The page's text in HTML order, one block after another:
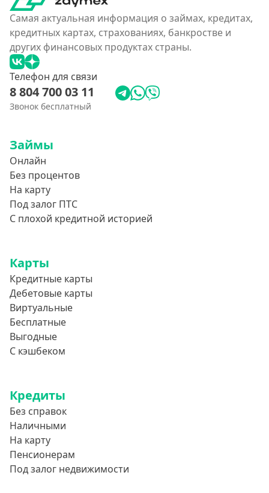
Самая актуальная информация о займах, кредитах,
кредитных картах, страхованиях, банкростве и
других финансовых продуктах страны.
Телефон для связи
8 804 700 03 11
Звонок бесплатный
Займы
Онлайн
Без процентов
На карту
Под залог ПТС
С плохой кредитной историей
Карты
Кредитные карты
Дебетовые карты
Виртуальные
Бесплатные
Выгодные
С кэшбеком
Кредиты
Без справок
Наличными
На карту
Пенсионерам
Под залог недвижимости